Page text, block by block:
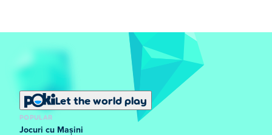
Let the world play
POPULAR
Jocuri cu Mașini